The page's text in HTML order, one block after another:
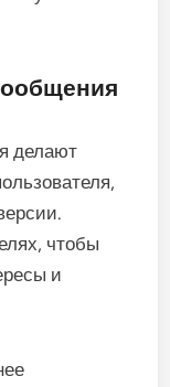
делают
чтобы
и